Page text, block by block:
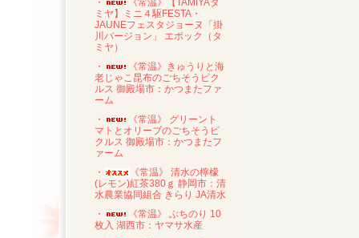
・
《常温》【TAMIYAタ
ミヤ】ミニ４駆FESTA・
JAUNEフェスタジョーヌ「掛
川バージョン」 エポック（タ
ミヤ）
・
《常温》きゅうりと海
老じゃこ昆布のごちそうピク
ルス 御殿場市：かつまたファ
ーム
・
《常温》 グリーント
マトとオリーブのごちそうピ
クルス 御殿場市：かつまたフ
ァーム
・
《常温》 清水の檸檬
(レモン)紅茶380ｇ 静岡市：清
水農業協同組合 きらり JA清水
・
《常温》 ぶちのり 10
枚入 湖西市：ヤマサ水産